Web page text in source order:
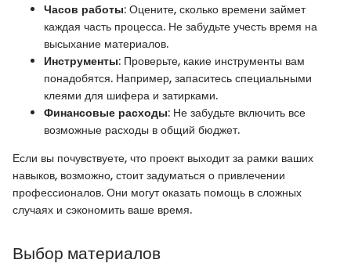
Часов работы: Оцените, сколько времени займет
каждая часть процесса. Не забудьте учесть время на
высыхание материалов.
Инструменты: Проверьте, какие инструменты вам
понадобятся. Например, запаситесь специальными
клеями для шифера и затирками.
Финансовые расходы: Не забудьте включить все
возможные расходы в общий бюджет.
Если вы почувствуете, что проект выходит за рамки ваших
навыков, возможно, стоит задуматься о привлечении
профессионалов. Они могут оказать помощь в сложных
случаях и сэкономить ваше время.
Выбор материалов